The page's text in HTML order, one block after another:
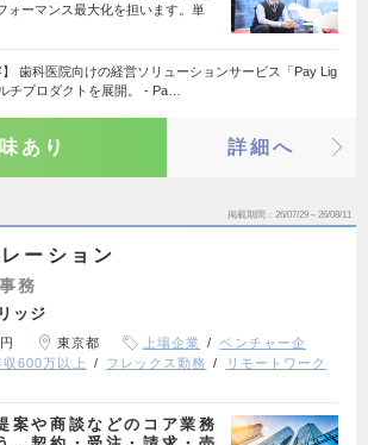
ォーマンス最大化を担います。単
】 歯科医院向けの経営ソリューションサービス「Pay Lig
チプロダクトを展開。 - Pa…
あり 詳細へ
掲載期間 26/07/29～26/08/11
ーション
務
ッジ
東京都 上場企業
ベンチャー企
収600万以上 フレックス勤務
リモートワーク
案や商談などのコア業務